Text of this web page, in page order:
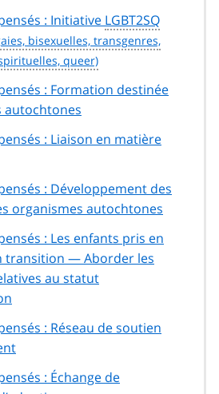
: Initiative LGBT2SQ
: Formation destinée
autochtones
: Liaison en matière
: Développement des
organismes autochtones
: Les enfants pris en
transition — Aborder les
au statut
: Réseau de soutien
: Échange de